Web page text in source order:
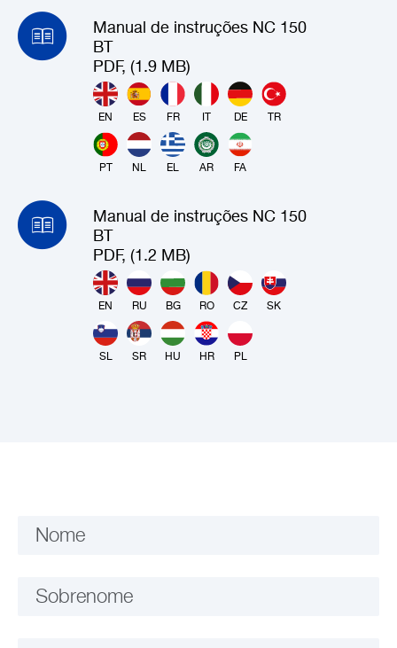
Manual de instruções NC 150
BT
PDF, (1.9 MB)
EN ES FR IT DE TR
PT NL EL AR FA
Manual de instruções NC 150
BT
PDF, (1.2 MB)
EN RU BG RO CZ SK
SL SR HU HR PL
Nome
Sobrenome